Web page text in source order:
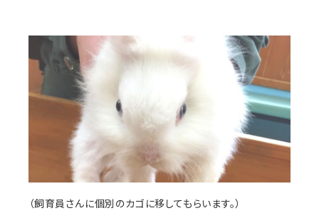
（飼育員さんに個別のカゴに移してもらいます。）